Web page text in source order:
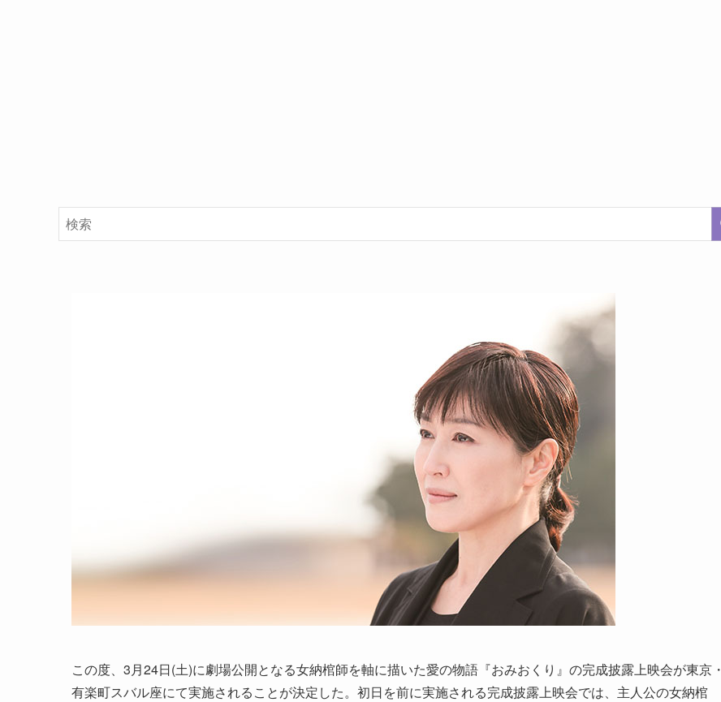
この度、3月24日(土)に劇場公開となる女納棺師を軸に描いた愛の物語『おみおくり』の完成披露上映会が東京・
有楽町スバル座にて実施されることが決定した。初日を前に実施される完成披露上映会では、主人公の女納棺